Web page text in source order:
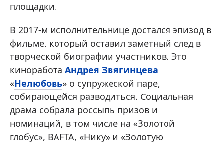
площадки.
В 2017-м исполнительнице достался эпизод в
фильме, который оставил заметный след в
творческой биографии участников. Это
киноработа Андрея Звягинцева
«Нелюбовь» о супружеской паре,
собирающейся разводиться. Социальная
драма собрала россыпь призов и
номинаций, в том числе на «Золотой
глобус», BAFTA, «Нику» и «Золотую